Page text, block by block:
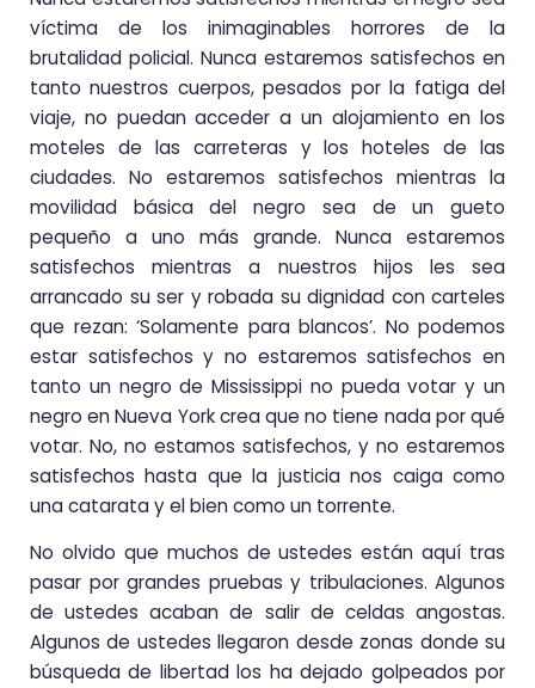
víctima de los inimaginables horrores de la
brutalidad policial. Nunca estaremos satisfechos en
tanto nuestros cuerpos, pesados por la fatiga del
viaje, no puedan acceder a un alojamiento en los
moteles de las carreteras y los hoteles de las
ciudades. No estaremos satisfechos mientras la
movilidad básica del negro sea de un gueto
pequeño a uno más grande. Nunca estaremos
satisfechos mientras a nuestros hijos les sea
arrancado su ser y robada su dignidad con carteles
que rezan: ‘Solamente para blancos’. No podemos
estar satisfechos y no estaremos satisfechos en
tanto un negro de Mississippi no pueda votar y un
negro en Nueva York crea que no tiene nada por qué
votar. No, no estamos satisfechos, y no estaremos
satisfechos hasta que la justicia nos caiga como
una catarata y el bien como un torrente.
No olvido que muchos de ustedes están aquí tras
pasar por grandes pruebas y tribulaciones. Algunos
de ustedes acaban de salir de celdas angostas.
Algunos de ustedes llegaron desde zonas donde su
búsqueda de libertad los ha dejado golpeados por